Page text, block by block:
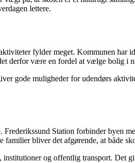
lettere.
fylder meget. Kommunen
derfor være en fordel at vælge bolig i
gode muligheder for udendørs
Station forbinder byen
bliver det afgørende, at både
og offentlig transport. Det